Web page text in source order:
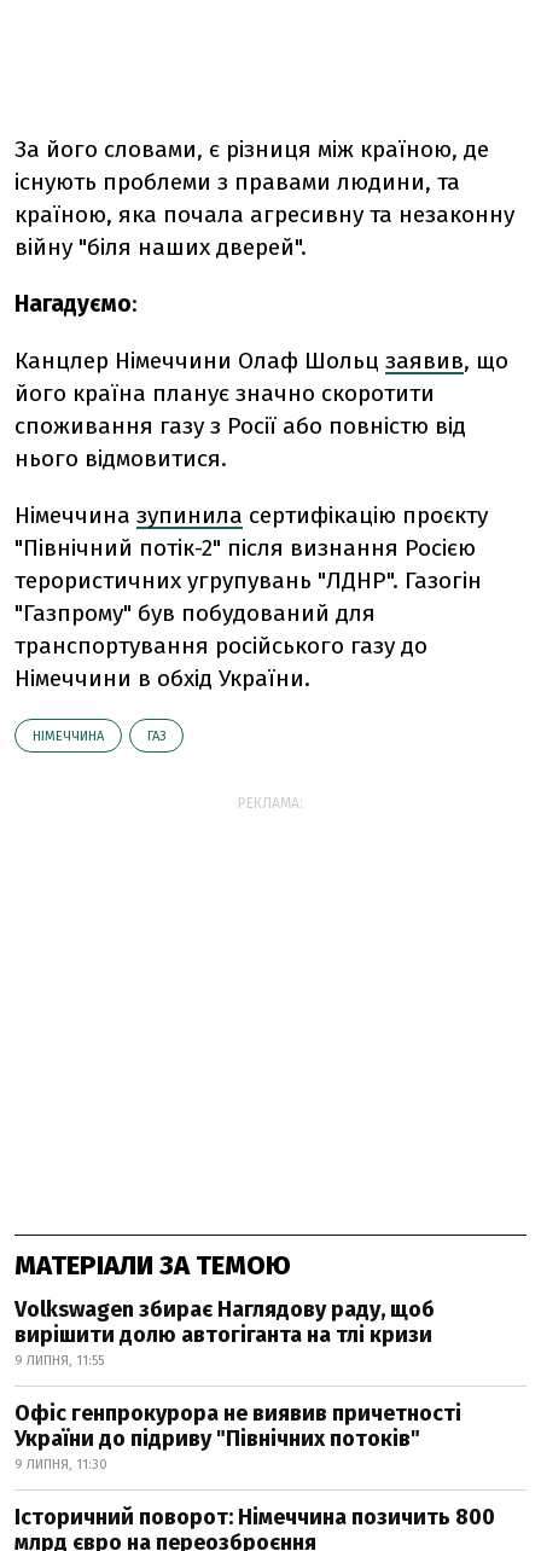
За його словами, є різниця між країною, де
існують проблеми з правами людини, та
країною, яка почала агресивну та незаконну
війну "біля наших дверей".
Нагадуємо:
Канцлер Німеччини Олаф Шольц заявив, що
його країна планує значно скоротити
споживання газу з Росії або повністю від
нього відмовитися.
Німеччина зупинила сертифікацію проєкту
"Північний потік-2" після визнання Росією
терористичних угрупувань "ЛДНР". Газогін
"Газпрому" був побудований для
транспортування російського газу до
Німеччини в обхід України.
НІМЕЧЧИНА ГАЗ
РЕКЛАМА:
МАТЕРІАЛИ ЗА ТЕМОЮ
Volkswagen збирає Наглядову раду, щоб
вирішити долю автогіганта на тлі кризи
9 ЛИПНЯ, 11:55
Офіс генпрокурора не виявив причетності
України до підриву "Північних потоків"
9 ЛИПНЯ, 11:30
Історичний поворот: Німеччина позичить 800
млрд євро на переозброєння